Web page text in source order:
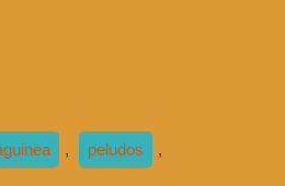
, peludos ,